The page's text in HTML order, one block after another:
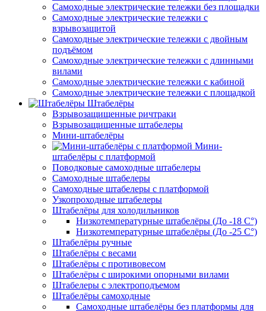
Самоходные электрические тележки без площадки
Самоходные электрические тележки с
взрывозащитой
Самоходные электрические тележки с двойным
подъёмом
Самоходные электрические тележки с длинными
вилами
Самоходные электрические тележки с кабиной
Самоходные электрические тележки с площадкой
Штабелёры
Взрывозащищенные ричтраки
Взрывозащищенные штабелеры
Мини-штабелёры
Мини-
штабелёры с платформой
Поводковые самоходные штабелеры
Самоходные штабелеры
Самоходные штабелеры с платформой
Узкопроходные штабелеры
Штабелёры для холодильников
Низкотемпературные штабелёры (До -18 C°)
Низкотемпературные штабелёры (До -25 C°)
Штабелёры ручные
Штабелёры с весами
Штабелёры с противовесом
Штабелёры с широкими опорными вилами
Штабелеры с электроподъемом
Штабелёры самоходные
Самоходные штабелёры без платформы для